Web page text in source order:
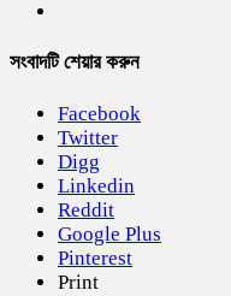
সংবাদটি শেয়ার করুন
Facebook
Twitter
Digg
Linkedin
Reddit
Google Plus
Pinterest
Print